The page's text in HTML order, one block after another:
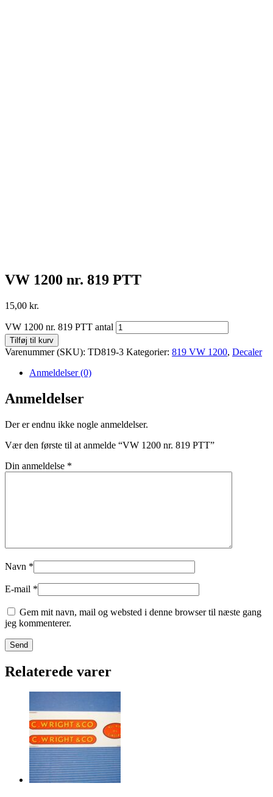
VW 1200 nr. 819 PTT
15,00 kr.
VW 1200 nr. 819 PTT antal
Tilføj til kurv
Varenummer (SKU): TD819-3 Kategorier: 819 VW 1200, Decaler
Anmeldelser (0)
Anmeldelser
Der er endnu ikke nogle anmeldelser.
Vær den første til at anmelde “VW 1200 nr. 819 PTT”
Din anmeldelse *
Navn *
E-mail *
Gem mit navn, mail og websted i denne browser til næste gang
jeg kommenterer.
Relaterede varer